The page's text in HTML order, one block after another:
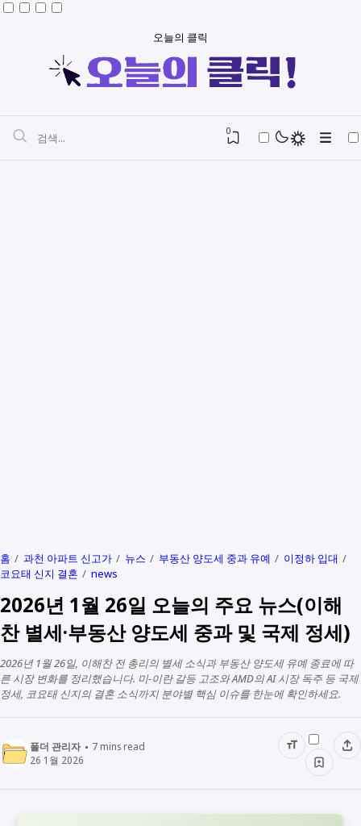
오늘의 클릭
0
홈 과천 아파트 신고가 뉴스 부동산 양도세 중과 유예
이정하 입대
코요태 신지 결혼
news
2026년 1월 26일 오늘의 주요 뉴스(이해
찬 별세·부동산 양도세 중과 및 국제 정세)
2026년 1월 26일, 이해찬 전 총리의 별세 소식과 부동산 양도세 유예 종료에 따
른 시장 변화를 정리했습니다. 미-이란 갈등 고조와 AMD의 AI 시장 독주 등 국제
정세, 코요태 신지의 결혼 소식까지 분야별 핵심 이슈를 한눈에 확인하세요.
폴더 관리자 7mins read
26 1월 2026